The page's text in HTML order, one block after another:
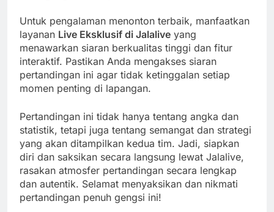
Untuk pengalaman menonton terbaik, manfaatkan
layanan Live Eksklusif di Jalalive yang
menawarkan siaran berkualitas tinggi dan fitur
interaktif. Pastikan Anda mengakses siaran
pertandingan ini agar tidak ketinggalan setiap
momen penting di lapangan.
Pertandingan ini tidak hanya tentang angka dan
statistik, tetapi juga tentang semangat dan strategi
yang akan ditampilkan kedua tim. Jadi, siapkan
diri dan saksikan secara langsung lewat Jalalive,
rasakan atmosfer pertandingan secara lengkap
dan autentik. Selamat menyaksikan dan nikmati
pertandingan penuh gengsi ini!